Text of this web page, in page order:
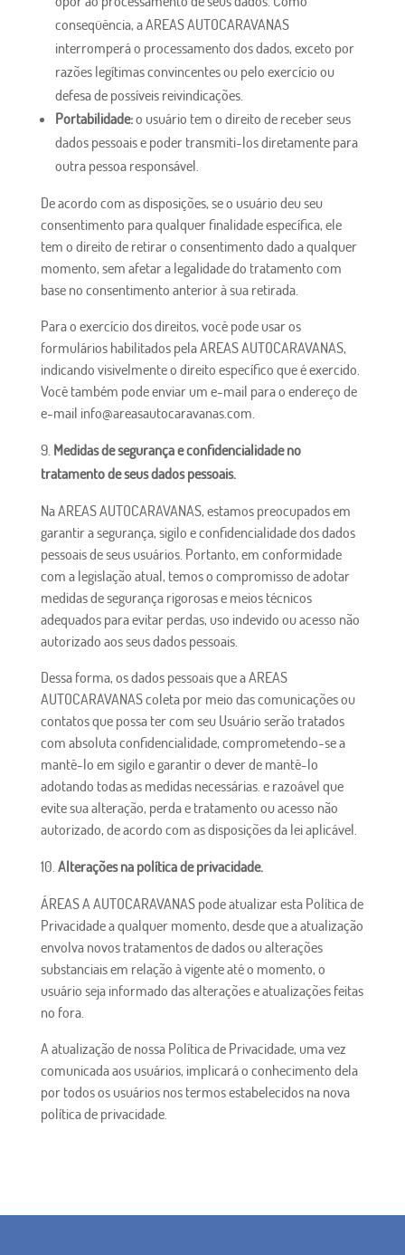
conseqüência, a AREAS AUTOCARAVANAS
interromperá o processamento dos dados, exceto por
razões legítimas convincentes ou pelo exercício ou
defesa de possíveis reivindicações.
Portabilidade:o usuário tem o direito de receber seus
dados pessoais e poder transmiti-los diretamente para
outra pessoa responsável.
De acordo com as disposições, se o usuário deu seu
consentimento para qualquer finalidade específica, ele
tem o direito de retirar o consentimento dado a qualquer
momento, sem afetar a legalidade do tratamento com
base no consentimento anterior à sua retirada.
Para o exercício dos direitos, você pode usar os
formulários habilitados pela AREAS AUTOCARAVANAS,
indicando visivelmente o direito específico que é exercido.
Você também pode enviar um e-mail para o endereço de
e-mail info@areasautocaravanas.com.
Medidas de segurança e confidencialidade no
tratamento de seus dados pessoais.
Na AREAS AUTOCARAVANAS, estamos preocupados em
garantir a segurança, sigilo e confidencialidade dos dados
pessoais de seus usuários. Portanto, em conformidade
com a legislação atual, temos o compromisso de adotar
medidas de segurança rigorosas e meios técnicos
adequados para evitar perdas, uso indevido ou acesso não
autorizado aos seus dados pessoais.
Dessa forma, os dados pessoais que a AREAS
AUTOCARAVANAS coleta por meio das comunicações ou
contatos que possa ter com seu Usuário serão tratados
com absoluta confidencialidade, comprometendo-se a
mantê-lo em sigilo e garantir o dever de mantê-lo
adotando todas as medidas necessárias. e razoável que
evite sua alteração, perda e tratamento ou acesso não
autorizado, de acordo com as disposições da lei aplicável.
Alterações na política de privacidade.
ÁREAS A AUTOCARAVANAS pode atualizar esta Política de
Privacidade a qualquer momento, desde que a atualização
envolva novos tratamentos de dados ou alterações
substanciais em relação à vigente até o momento, o
usuário seja informado das alterações e atualizações feitas
no fora.
A atualização de nossa Política de Privacidade, uma vez
comunicada aos usuários, implicará o conhecimento dela
por todos os usuários nos termos estabelecidos na nova
política de privacidade.